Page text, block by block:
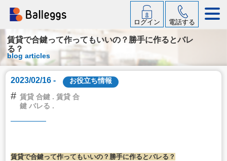
ログイン 電話する
賃貸で合鍵って作ってもいいの？勝手に作るとバレ
る？
blog articles
2023/02/16 - お役立ち情報
# 賃貸 合鍵 . 賃貸 合
鍵 バレる .
賃貸で合鍵って作ってもいいの？勝手に作るとバレる？